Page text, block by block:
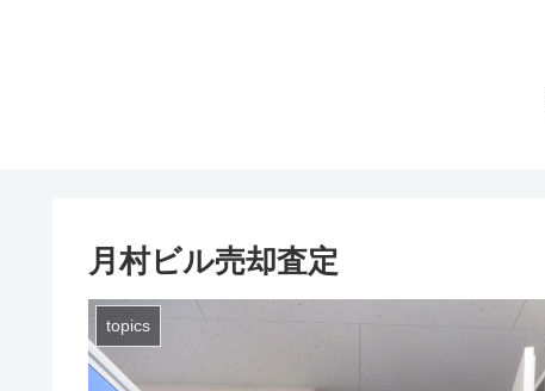
月村ビル売却査定
topics